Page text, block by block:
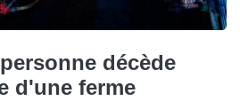
décède
d'une ferme